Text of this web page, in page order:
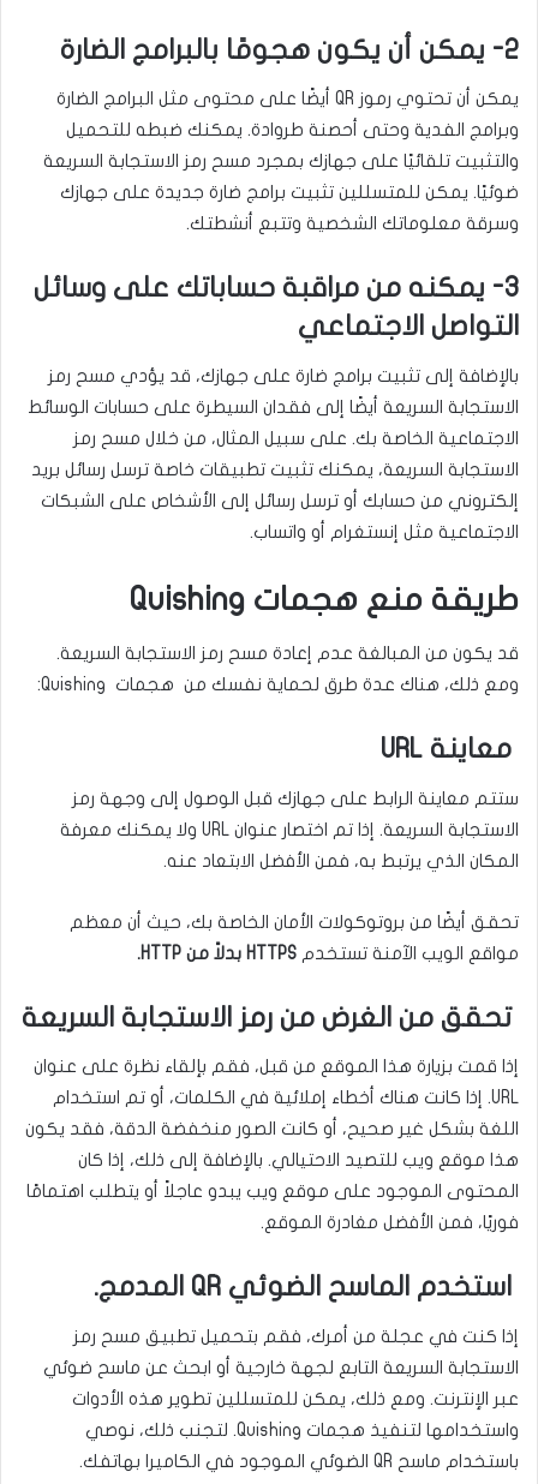
2- يمكن أن يكون هجومًا بالبرامج الضارة
يمكن أن تحتوي رموز QR أيضًا على محتوى مثل البرامج الضارة
وبرامج الفدية وحتى أحصنة طروادة. يمكنك ضبطه للتحميل
والتثبيت تلقائيًا على جهازك بمجرد مسح رمز الاستجابة السريعة
ضوئيًا. يمكن للمتسللين تثبيت برامج ضارة جديدة على جهازك
وسرقة معلوماتك الشخصية وتتبع أنشطتك.
3- يمكنه من مراقبة حساباتك على وسائل
التواصل الاجتماعي
بالإضافة إلى تثبيت برامج ضارة على جهازك، قد يؤدي مسح رمز
الاستجابة السريعة أيضًا إلى فقدان السيطرة على حسابات الوسائط
الاجتماعية الخاصة بك. على سبيل المثال، من خلال مسح رمز
الاستجابة السريعة، يمكنك تثبيت تطبيقات خاصة ترسل رسائل بريد
إلكتروني من حسابك أو ترسل رسائل إلى الأشخاص على الشبكات
الاجتماعية مثل إنستغرام أو واتساب.
طريقة منع هجمات Quishing
قد يكون من المبالغة عدم إعادة مسح رمز الاستجابة السريعة.
ومع ذلك، هناك عدة طرق لحماية نفسك من هجمات Quishing:
معاينة URL
ستتم معاينة الرابط على جهازك قبل الوصول إلى وجهة رمز
الاستجابة السريعة. إذا تم اختصار عنوان URL ولا يمكنك معرفة
المكان الذي يرتبط به، فمن الأفضل الابتعاد عنه.
تحقق أيضًا من بروتوكولات الأمان الخاصة بك، حيث أن معظم
مواقع الويب الآمنة تستخدم HTTPS بدلاً من HTTP.
تحقق من الغرض من رمز الاستجابة السريعة
إذا قمت بزيارة هذا الموقع من قبل، فقم بإلقاء نظرة على عنوان
URL. إذا كانت هناك أخطاء إملائية في الكلمات، أو تم استخدام
اللغة بشكل غير صحيح، أو كانت الصور منخفضة الدقة، فقد يكون
هذا موقع ويب للتصيد الاحتيالي. بالإضافة إلى ذلك، إذا كان
المحتوى الموجود على موقع ويب يبدو عاجلاً أو يتطلب اهتمامًا
فوريًا، فمن الأفضل مغادرة الموقع.
استخدم الماسح الضوئي QR المدمج.
إذا كنت في عجلة من أمرك، فقم بتحميل تطبيق مسح رمز
الاستجابة السريعة التابع لجهة خارجية أو ابحث عن ماسح ضوئي
عبر الإنترنت. ومع ذلك، يمكن للمتسللين تطوير هذه الأدوات
واستخدامها لتنفيذ هجمات Quishing. لتجنب ذلك، نوصي
باستخدام ماسح QR الضوئي الموجود في الكاميرا بهاتفك.